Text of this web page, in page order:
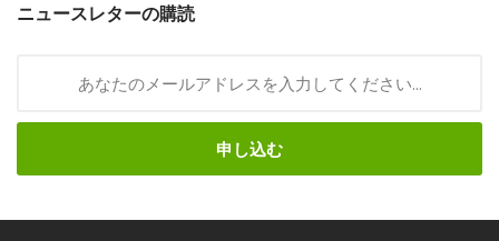
ニュースレターの購読
申し込む